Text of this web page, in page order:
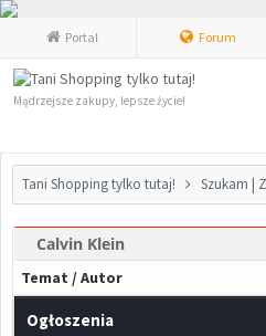
Portal Forum
Mądrzejsze zakupy, lepsze życie!
Tani Shopping tylko tutaj! Szukam |
Calvin Klein
Temat /Autor
Ogłoszenia